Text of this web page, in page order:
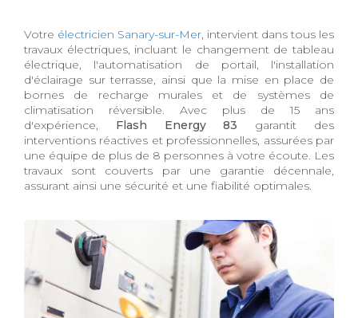
Votre électricien Sanary-sur-Mer , intervient dans tous les
travaux électriques, incluant le changement de tableau
électrique, l'automatisation de portail, l'installation
d'éclairage sur terrasse, ainsi que la mise en place de
bornes de recharge murales et de systèmes de
climatisation réversible. Avec plus de 15 ans
d'expérience, Flash Energy 83 garantit des
interventions réactives et professionnelles, assurées par
une équipe de plus de 8 personnes à votre écoute. Les
travaux sont couverts par une garantie décennale,
assurant ainsi une sécurité et une fiabilité optimales.